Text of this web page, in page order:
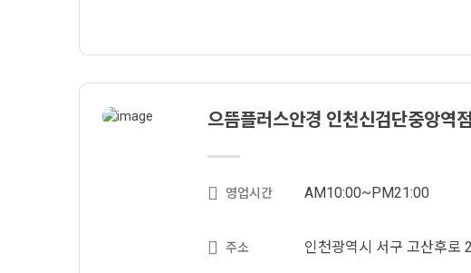
으뜸플러스안경 인천신검단중앙역점
영업시간 AM10:00~PM21:00
주소 인천광역시 서구 고산후로